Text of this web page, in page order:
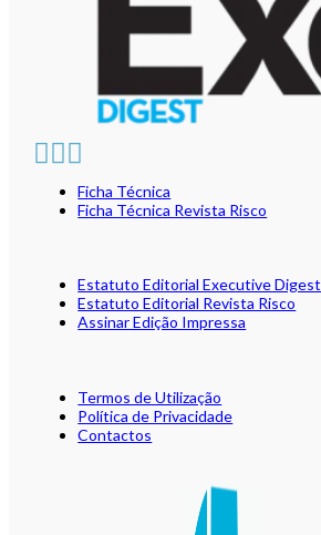
Ficha Técnica
Ficha Técnica Revista Risco
Estatuto Editorial Executive Digest
Estatuto Editorial Revista Risco
Assinar Edição Impressa
Termos de Utilização
Política de Privacidade
Contactos